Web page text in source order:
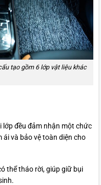
tạo gồm 6 lớp vật liệu khác
lớp đều đảm nhận một chức
ái và bảo vệ toàn diện cho
thể tháo rời, giúp giữ bụi